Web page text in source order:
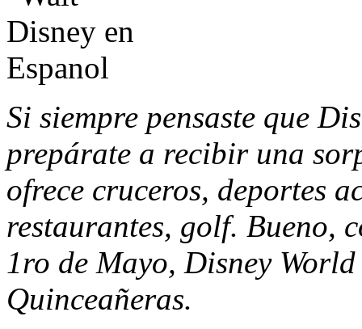
Si siempre pensaste que
prepárate a recibir una
ofrece cruceros, deportes
restaurantes, golf. Bueno,
1ro de Mayo, Disney
Quinceañeras.